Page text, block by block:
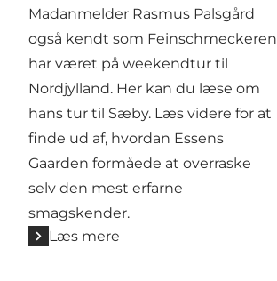
Madanmelder Rasmus Palsgård
også kendt som Feinschmeckeren
har været på weekendtur til
Nordjylland. Her kan du læse om
hans tur til Sæby. Læs videre for at
finde ud af, hvordan Essens
Gaarden formåede at overraske
selv den mest erfarne
smagskender.
Læs mere